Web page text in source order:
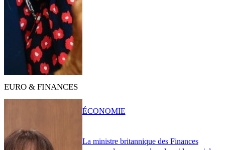
EURO & FINANCES
La ministre britannique des Finances
ÉCONOMIE